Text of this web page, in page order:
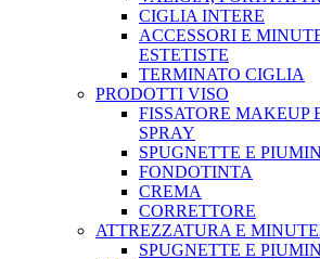
CIGLIA INTERE
ACCESSORI E
ESTETISTE
TERMINATO CIGLIA
PRODOTTI VISO
FISSATORE
SPRAY
SPUGNETTE E
FONDOTINTA
CREMA
CORRETTORE
ATTREZZATURA E
SPUGNETTE E